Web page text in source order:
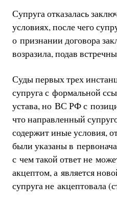
Супруга отказалась
условиях, после чего
о признании договора
возразила, подав
Суды первых трех
супруга с формальной
устава, но ВС РФ с
что направленный
содержит иные условия,
были указаны в
с чем такой ответ не
акцептом, а является
супруга не акцептовала